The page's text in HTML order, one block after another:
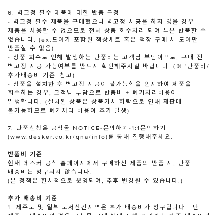
6. 벽고정 필수 제품에 대한 반품 규정
- 벽고정 필수 제품을 구매했으나 벽고정 시공을 하지 않을 경우
제품을 사용할 수 없으므로 전체 상품 회수처리 되며 부분 반품할 수
없습니다. (ex.도어가 포함된 책상세트 혹은 책장 구매 시 도어만
반품할 수 없음)
- 상품 회수로 인해 발생하는 반품비는 고객님 부담이므로, 구매 전
벽고정 시공 가능여부를 반드시 확인해주시길 바랍니다. (※ '반품비/
추가배송비 기준' 참고)
- 상품을 설치한 후 벽고정 시공이 불가능함을 인지하여 제품을
회수하는 경우, 고객님 부담으로 반품비 + 폐기처리비용이
발생합니다. (설치된 상품은 상품가치 하락으로 인해 재판매
불가능하므로 폐기처리 비용이 추가 발생)
7. 반품신청은 공식몰 NOTICE-문의하기-1:1문의하기
(www.desker.co.kr/qna/info)를 통해 진행해주세요.
반품비 기준
현재 데스커 공식 홈페이지에서 구매하신 제품의 반품 시, 반품
배송비는 청구되지 않습니다.
(본 정책은 한시적으로 운영되며, 추후 변경될 수 있습니다.)
추가 배송비 기준
1. 제주도 및 일부 도서산간지역은 추가 배송비가 청구됩니다. 단